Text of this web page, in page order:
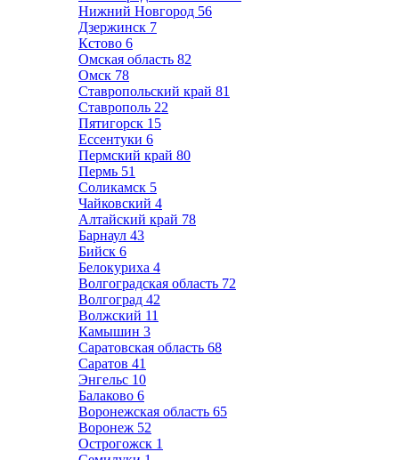
Нижний Новгород 56
Дзержинск 7
Кстово 6
Омская область 82
Омск 78
Ставропольский край 81
Ставрополь 22
Пятигорск 15
Ессентуки 6
Пермский край 80
Пермь 51
Соликамск 5
Чайковский 4
Алтайский край 78
Барнаул 43
Бийск 6
Белокуриха 4
Волгоградская область 72
Волгоград 42
Волжский 11
Камышин 3
Саратовская область 68
Саратов 41
Энгельс 10
Балаково 6
Воронежская область 65
Воронеж 52
Острогожск 1